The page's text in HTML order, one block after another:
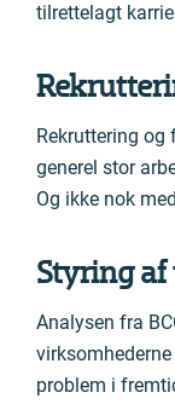
tilrettelagt
Rekruttering og
generel stor
Og ikke nok
Styring
Analysen fra
problem i